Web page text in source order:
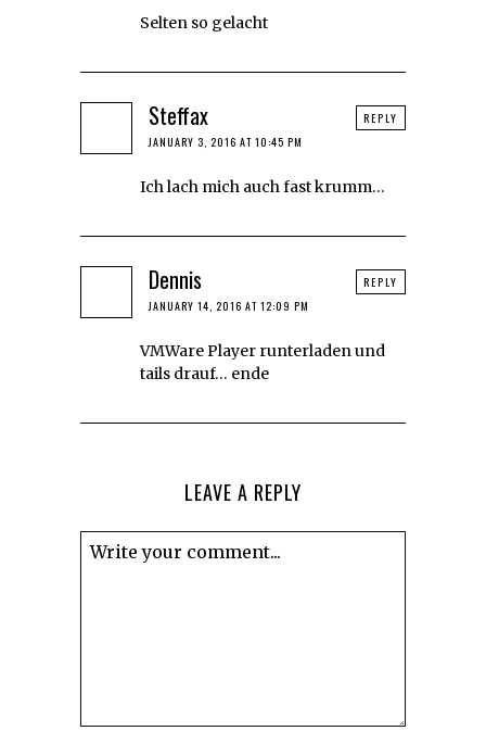
Selten so gelacht
Steffax
JANUARY 3, 2016 AT 10:45 PM
Ich lach mich auch fast krumm…
REPLY
Dennis
JANUARY 14, 2016 AT 12:09 PM
VMWare Player runterladen und
tails drauf… ende
REPLY
LEAVE A REPLY